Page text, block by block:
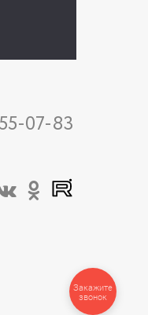
07-83
Закажите
звонок